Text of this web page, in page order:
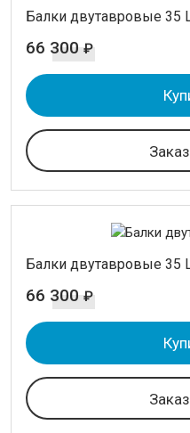
Балки двутавровые
66 300 ₽
Балки двутавровые
66 300 ₽